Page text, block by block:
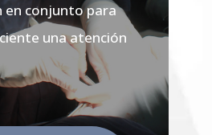
en conjunto para
una atención